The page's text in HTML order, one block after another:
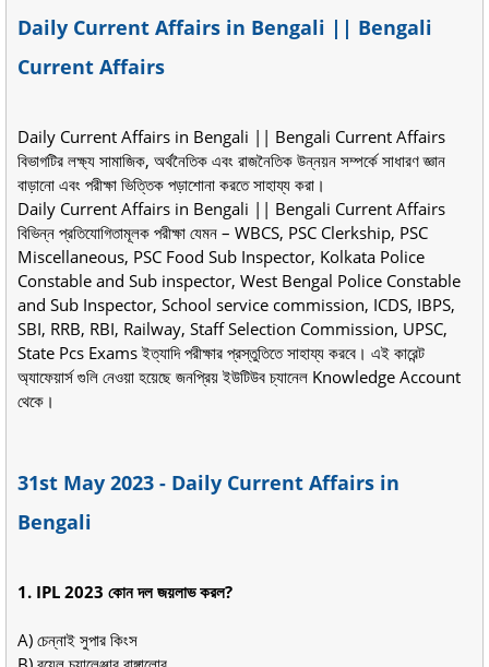
Daily Current Affairs in Bengali || Bengali
Current Affairs
Daily Current Affairs in Bengali || Bengali Current Affairs
বিভাগটির লক্ষ্য সামাজিক, অর্থনৈতিক এবং রাজনৈতিক উন্নয়ন সম্পর্কে সাধারণ জ্ঞান
বাড়ানো এবং পরীক্ষা ভিত্তিক পড়াশোনা করতে সাহায্য করা।
Daily Current Affairs in Bengali || Bengali Current Affairs
বিভিন্ন প্রতিযোগিতামূলক পরীক্ষা যেমন – WBCS, PSC Clerkship, PSC
Miscellaneous, PSC Food Sub Inspector, Kolkata Police
Constable and Sub inspector, West Bengal Police Constable
and Sub Inspector, School service commission, ICDS, IBPS,
SBI, RRB, RBI, Railway, Staff Selection Commission, UPSC,
State Pcs Exams ইত্যাদি পরীক্ষার প্রস্তুতিতে সাহায্য করবে। এই কারেন্ট
অ্যাফেয়ার্স গুলি নেওয়া হয়েছে জনপ্রিয় ইউটিউব চ্যানেল Knowledge Account
থেকে।
31st May 2023 - Daily Current Affairs in
Bengali
1. IPL 2023 কোন দল জয়লাভ করল?
A) চেন্নাই সুপার কিংস